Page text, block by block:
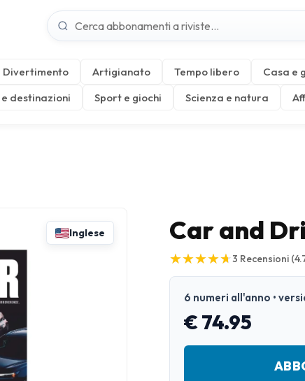
Divertimento Artigianato Tempo libero
Casa e
destinazioni Sport e giochi Scienza e natura
Inglese Car and
★
★★
★★
★★
★★
★3 Recensioni
6 numeri all'anno •
€ 74.95